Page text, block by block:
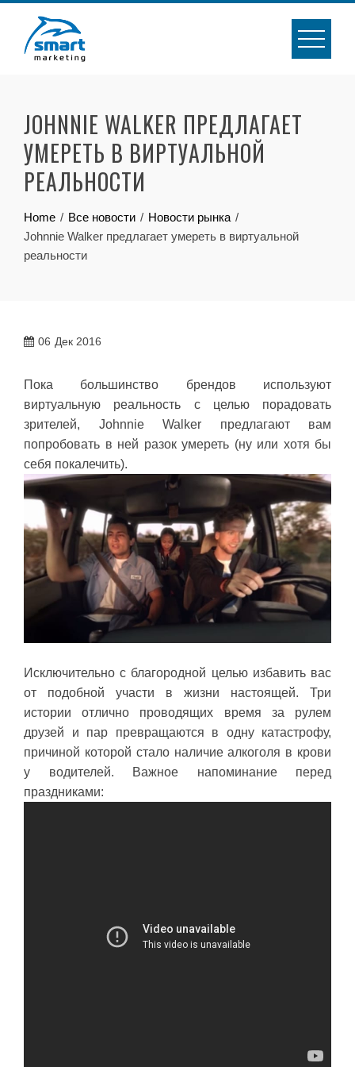
content
JOHNNIE WALKER ПРЕДЛАГАЕТ
УМЕРЕТЬ В ВИРТУАЛЬНОЙ
РЕАЛЬНОСТИ
Home Все новости
Новости рынка
Johnnie Walker предлагает умереть в виртуальной
реальности
06 Дек 2016
Пока большинство брендов используют
виртуальную реальность с целью порадовать
зрителей, Johnnie Walker предлагают вам
попробовать в ней разок умереть (ну или хотя бы
себя покалечить).
Исключительно с благородной целью избавить вас
от подобной участи в жизни настоящей. Три
истории отлично проводящих время за рулем
друзей и пар превращаются в одну катастрофу,
причиной которой стало наличие алкоголя в крови
у водителей. Важное напоминание перед
праздниками: